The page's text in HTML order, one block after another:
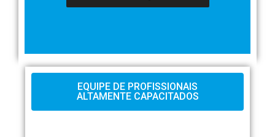
EQUIPE DE PROFISSIONAIS
ALTAMENTE CAPACITADOS